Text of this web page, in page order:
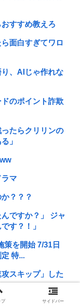
すすめ教えろ
面白すぎてワロ
、AIじゃ作れな
のポイント詐欺
たらクリリンの
」
マ
？？？
ですか？」 ジャ
す？！」
策を開始 7/31日
特...
スキップ」した
。
とへの「談志が泣
プ サイドバー